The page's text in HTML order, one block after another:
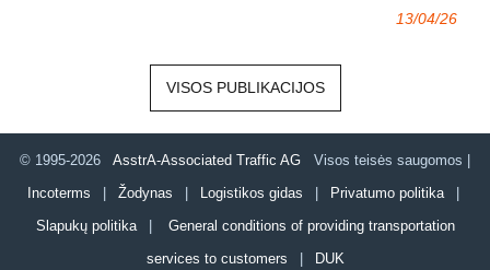
13/04/26
VISOS PUBLIKACIJOS
© 1995-2026 AsstrA-Associated Traffic AG Visos teisės saugomos |
Incoterms | Žodynas | Logistikos gidas | Privatumo politika|
Slapukų politika
| General conditions of providing transportation
services to customers | DUK